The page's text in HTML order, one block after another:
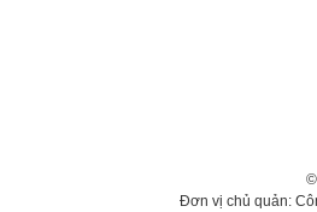
Đơn vị chủ quản: